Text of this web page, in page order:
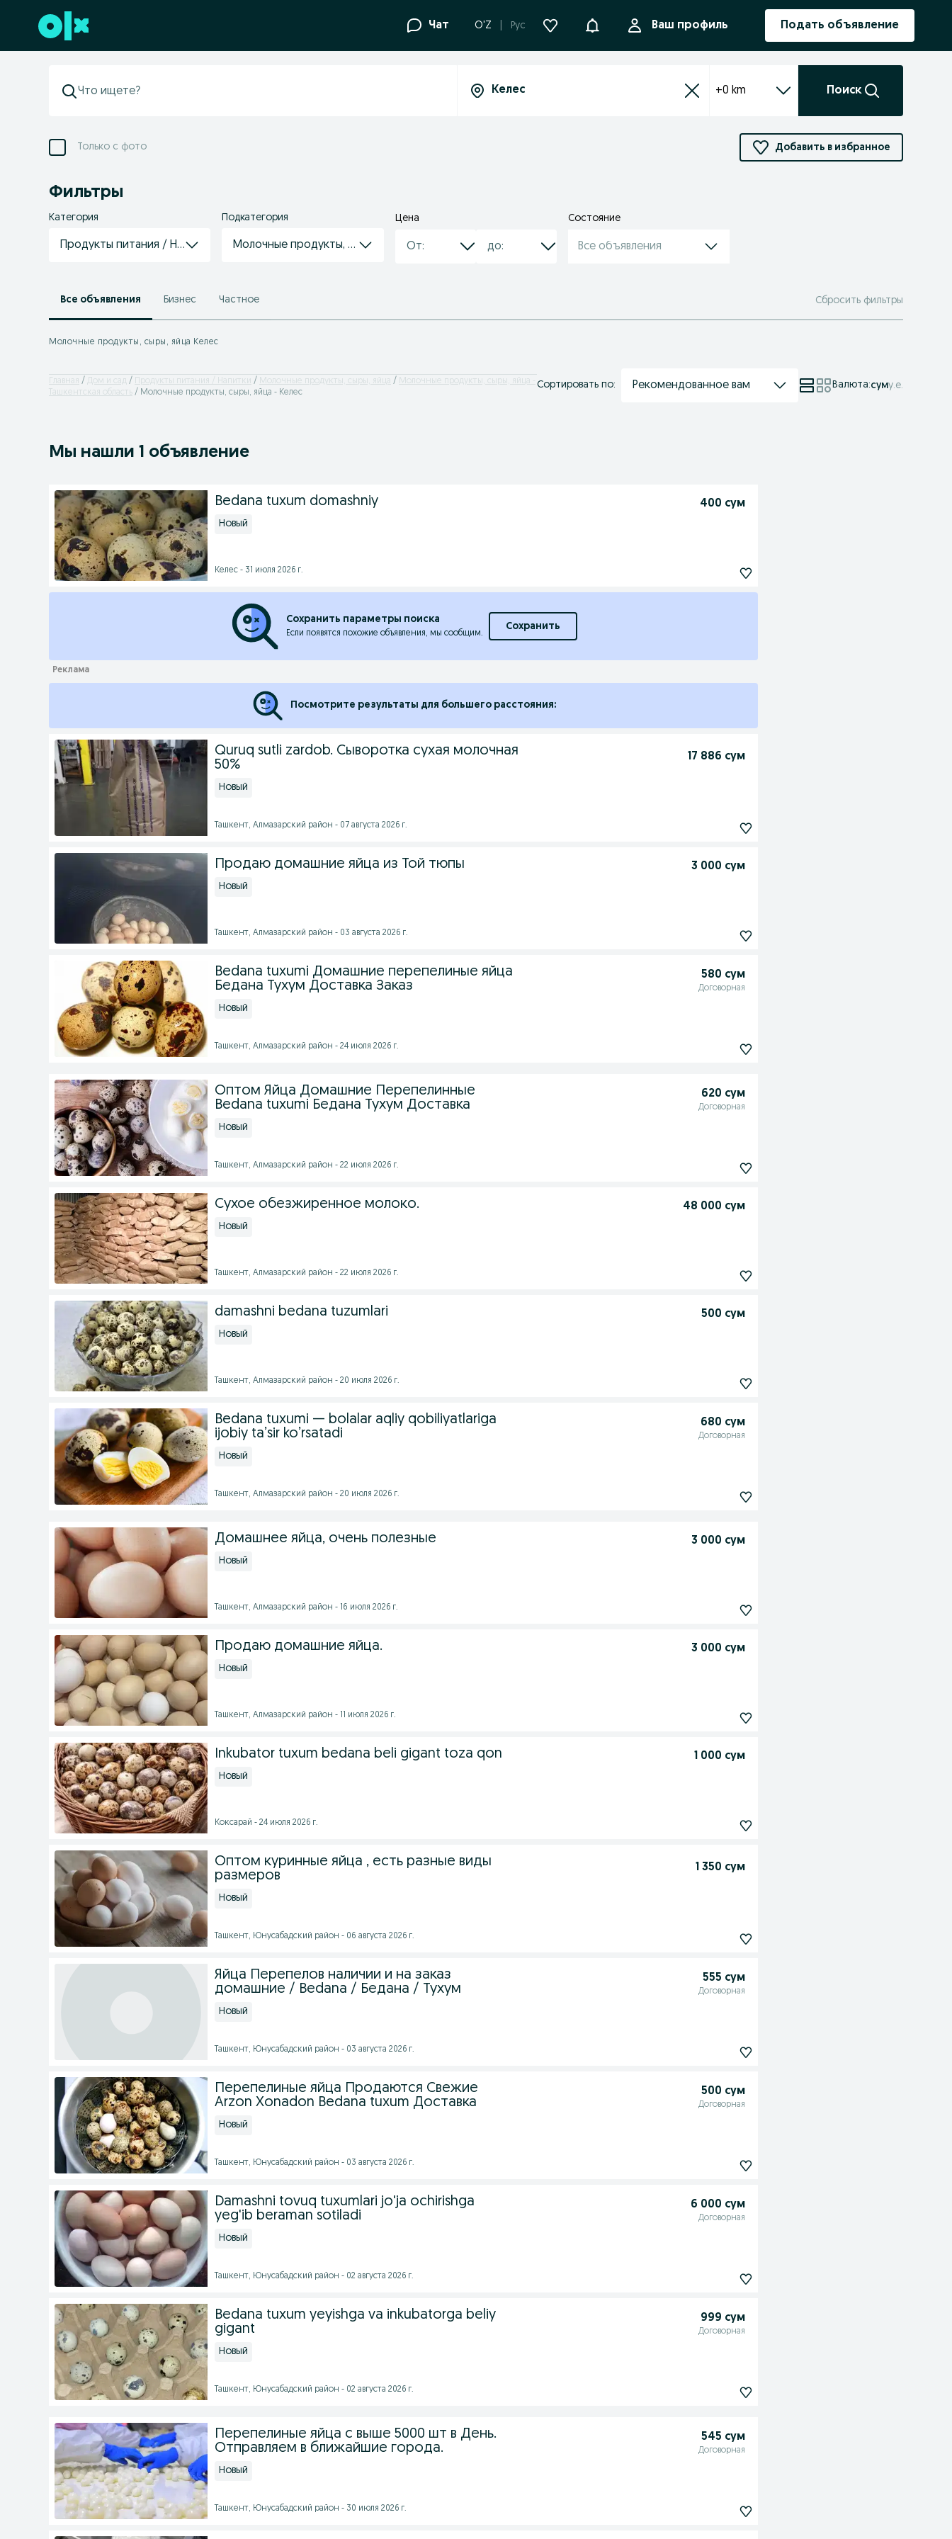
Перейти к нижнему колонтитулу Чат O'Z Рус УведомленияВаш профиль Подать объявление
+0 km Поиск
Только с фото Добавить в избранное
Фильтры
Категория
Продукты питания / Напитки
Подкатегория
Молочные продукты, сыры, яйца
Цена Состояние
Все объявления
Все объявления Бизнес Частное Сбросить фильтры
Молочные продукты, сыры, яйца Келес
Главная Дом и сад Продукты питания / Напитки Молочные продукты, сыры, яйца
Молочные продукты, сыры, яйца -
Ташкентская область
Молочные продукты, сыры, яйца - Келес
Сортировать по: Рекомендованное вам Валюта:суму.е.
Мы нашли 1 объявление
Bedana tuxum domashniy 400 сум
Новый
Келес - 31 июля 2026 г.
Сохранить параметры поиска
Если появятся похожие объявления, мы сообщим.
Сохранить
Посмотрите результаты для большего расстояния:
Quruq sutli zardob. Сыворотка сухая молочная
50%
17 886 сум
Новый
Ташкент, Алмазарский район - 07 августа 2026 г.
Продаю домашние яйца из Той тюпы 3 000 сум
Новый
Ташкент, Алмазарский район - 03 августа 2026 г.
Bedana tuxumi Домашние перепелиные яйца
Бедана Тухум Доставка Заказ
580 сум
Договорная
Новый
Ташкент, Алмазарский район - 24 июля 2026 г.
Оптом Яйца Домашние Перепелинные
Bedana tuxumi Бедана Тухум Доставка
620 сум
Договорная
Новый
Ташкент, Алмазарский район - 22 июля 2026 г.
Сухое обезжиренное молоко. 48 000 сум
Новый
Ташкент, Алмазарский район - 22 июля 2026 г.
damashni bedana tuzumlari 500 сум
Новый
Ташкент, Алмазарский район - 20 июля 2026 г.
Bedana tuxumi — bolalar aqliy qobiliyatlariga
ijobiy ta’sir ko’rsatadi
680 сум
Договорная
Новый
Ташкент, Алмазарский район - 20 июля 2026 г.
Домашнее яйца, очень полезные 3 000 сум
Новый
Ташкент, Алмазарский район - 16 июля 2026 г.
Продаю домашние яйца. 3 000 сум
Новый
Ташкент, Алмазарский район - 11 июля 2026 г.
Inkubator tuxum bedana beli gigant toza qon 1 000 сум
Новый
Коксарай - 24 июля 2026 г.
Оптом куринные яйца , есть разные виды
размеров
1 350 сум
Новый
Ташкент, Юнусабадский район - 06 августа 2026 г.
Яйца Перепелов наличии и на заказ
домашние / Bedana / Бедана / Тухум
555 сум
Договорная
Новый
Ташкент, Юнусабадский район - 03 августа 2026 г.
Перепелиные яйца Продаются Cвежие
Arzon Xonadon Bedana tuxum Доставка
500 сум
Договорная
Новый
Ташкент, Юнусабадский район - 03 августа 2026 г.
Damashni tovuq tuxumlari jo'ja ochirishga
yeg'ib beraman sotiladi
6 000 сум
Договорная
Новый
Ташкент, Юнусабадский район - 02 августа 2026 г.
Bedana tuxum yeyishga va inkubatorga beliy
gigant
999 сум
Договорная
Новый
Ташкент, Юнусабадский район - 02 августа 2026 г.
Перепелиные яйца с выше 5000 шт в День.
Отправляем в ближайшие города.
545 сум
Договорная
Новый
Ташкент, Юнусабадский район - 30 июля 2026 г.